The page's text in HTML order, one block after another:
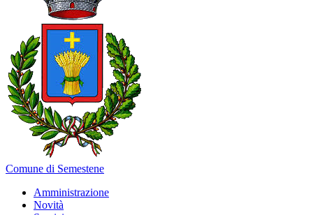
Comune di Semestene
Amministrazione
Novità